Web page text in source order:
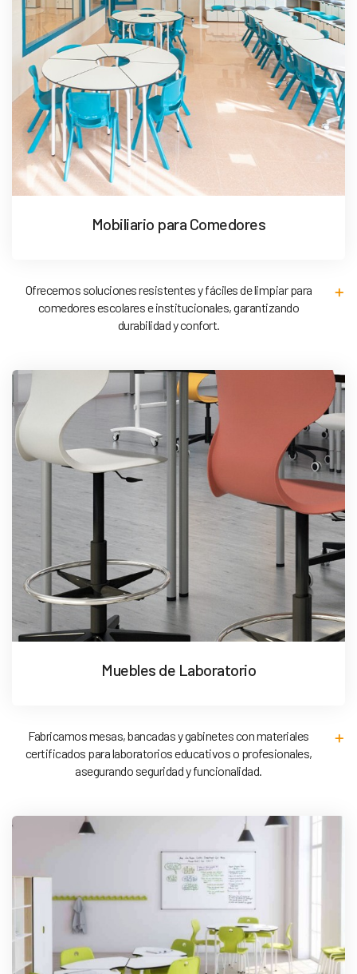
Mobiliario para Comedores
Ofrecemos soluciones resistentes y fáciles de limpiar para
comedores escolares e institucionales, garantizando
durabilidad y confort.
Muebles de Laboratorio
Fabricamos mesas, bancadas y gabinetes con materiales
certificados para laboratorios educativos o profesionales,
asegurando seguridad y funcionalidad.